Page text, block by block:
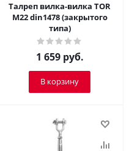
Талреп вилка-вилка TOR
М22 din1478 (закрытого
типа)
1 659руб.
В корзину